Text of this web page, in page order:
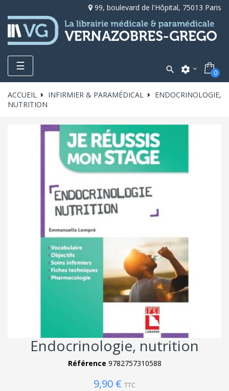
99, boulevard de l'Hôpital, 75013 Paris
Toggle
navigation
☰  settings 0
ACCUEIL INFIRMIER & PARAMÉDICAL
ENDOCRINOLOGIE,
NUTRITION
Endocrinologie, nutrition
Référence 9782757310588
9,90 € TTC